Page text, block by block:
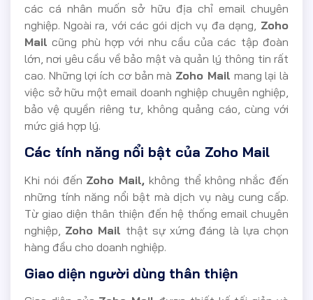
các cá nhân muốn sở hữu địa chỉ email chuyên
nghiệp. Ngoài ra, với các gói dịch vụ đa dạng, Zoho
Mail cũng phù hợp với nhu cầu của các tập đoàn
lớn, nơi yêu cầu về bảo mật và quản lý thông tin rất
cao. Những lợi ích cơ bản mà Zoho Mail mang lại là
việc sở hữu một email doanh nghiệp chuyên nghiệp,
bảo vệ quyền riêng tư, không quảng cáo, cùng với
mức giá hợp lý.
Các tính năng nổi bật của Zoho Mail
Khi nói đến Zoho Mail, không thể không nhắc đến
những tính năng nổi bật mà dịch vụ này cung cấp.
Từ giao diện thân thiện đến hệ thống email chuyên
nghiệp, Zoho Mail thật sự xứng đáng là lựa chọn
hàng đầu cho doanh nghiệp.
Giao diện người dùng thân thiện